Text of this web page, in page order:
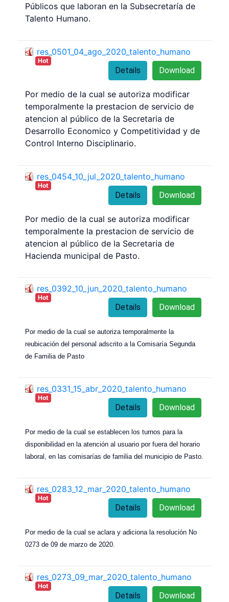
Públicos que laboran en la Subsecretaría de
Talento Humano.
res_0501_04_ago_2020_talento_humano
Hot
Download
Details
Por medio de la cual se autoriza modificar
temporalmente la prestacion de servicio de
atencion al público de la Secretaria de
Desarrollo Economico y Competitividad y de
Control Interno Disciplinario.
res_0454_10_jul_2020_talento_humano
Hot
Download
Details
Por medio de la cual se autoriza modificar
temporalmente la prestacion de servicio de
atencion al público de la Secretaria de
Hacienda municipal de Pasto.
res_0392_10_jun_2020_talento_humano
Hot
Download
Details
Por medio de la cual se autoriza temporalmente la
reubicación del personal adscrito a la Comisaría Segunda
de Familia de Pasto
res_0331_15_abr_2020_talento_humano
Hot
Download
Details
Por medio de la cual se establecen los turnos para la
disponibilidad en la atención al usuario por fuera del horario
laboral, en las comisarías de familia del municipio de Pasto.
res_0283_12_mar_2020_talento_humano
Hot
Download
Details
Por medio de la cual se aclara y adiciona la resolución No
0273 de 09 de marzo de 2020.
res_0273_09_mar_2020_talento_humano
Hot
Download
Details